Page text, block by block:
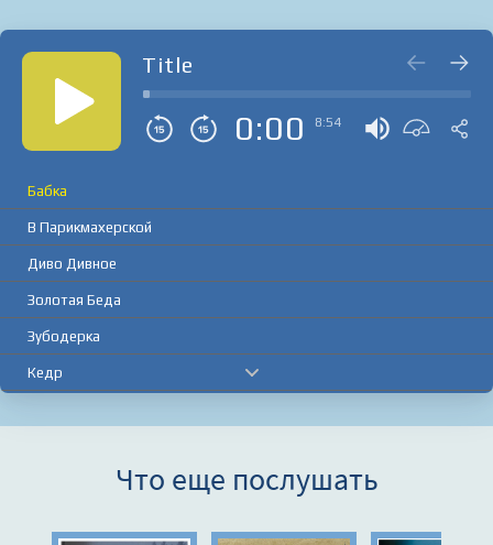
Title
0:00 8:54
Бабка
В Парикмахерской
Диво Дивное
Золотая Беда
Зубодерка
Кедр
Что еще послушать